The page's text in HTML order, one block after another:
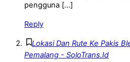
pengguna […]
Reply
Lokasi Dan Rute Ke Pakis
Pemalang - SoloTrans.Id